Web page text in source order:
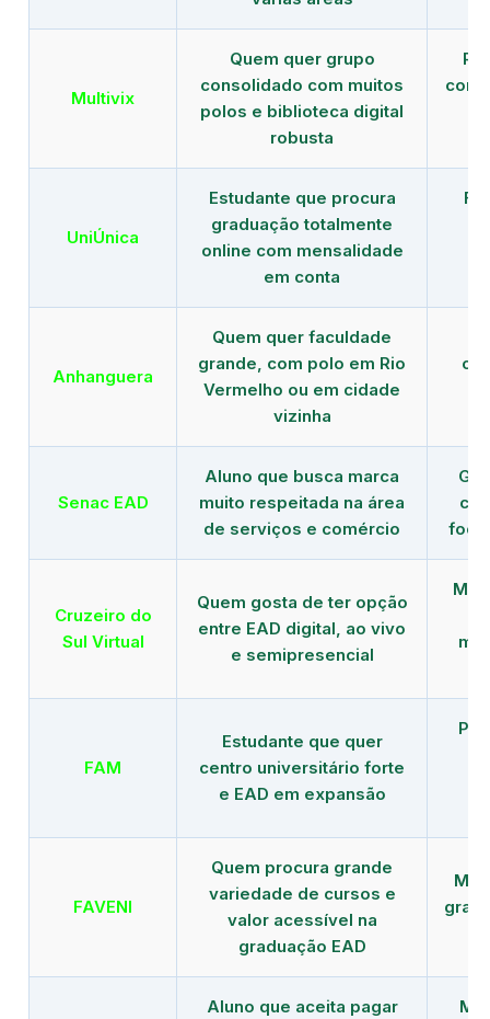
Multivix
Quem quer grupo
consolidado com muitos
polos e biblioteca digital
robusta
com
UniÚnica
Estudante que procura
graduação totalmente
online com mensalidade
em conta
Anhanguera
Quem quer faculdade
grande, com polo em Rio
Vermelho ou em cidade
vizinha
Senac EAD
Aluno que busca marca
muito respeitada na área
de serviços e comércio
foco
Cruzeiro do
Sul Virtual
Quem gosta de ter opção
entre EAD digital, ao vivo
e semipresencial
FAM
Estudante que quer
centro universitário forte
e EAD em expansão
FAVENI
Quem procura grande
variedade de cursos e
valor acessível na
graduação EAD
Aluno que aceita pagar